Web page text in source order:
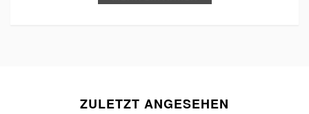
ZULETZT ANGESEHEN